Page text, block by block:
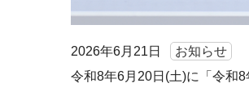
2026年6月21日
お知らせ
令和8年6月20日(土)に「令和